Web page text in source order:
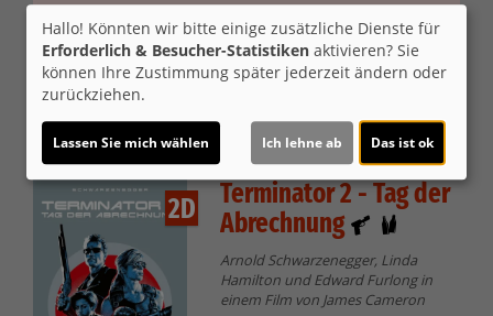
19:45 11:00
2D
2D
Terminator 2 - Tag der
Abrechnung
Arnold Schwarzenegger, Linda
Hamilton und Edward Furlong in
einem Film von James Cameron
Hallo! Könnten wir bitte einige zusätzliche Dienste für
Erforderlich & Besucher-Statistiken aktivieren? Sie
können Ihre Zustimmung später jederzeit ändern oder
zurückziehen.
Lassen Sie mich wählen Ich lehne ab Das ist ok